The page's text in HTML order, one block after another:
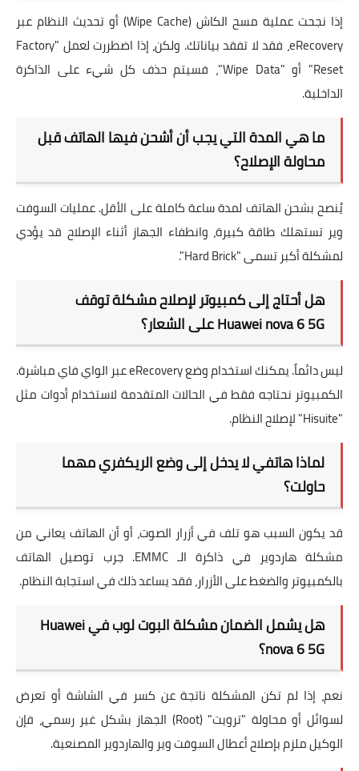
إذا نجحت عملية مسح الكاش (Wipe Cache) أو تحديث النظام عبر
eRecovery، فقد لا تفقد بياناتك. ولكن، إذا اضطررت لعمل "Factory
Reset" أو "Wipe Data"، فسيتم حذف كل شيء على الذاكرة
الداخلية.
ما هي المدة التي يجب أن أشحن فيها الهاتف قبل
محاولة الإصلاح؟
يُنصح بشحن الهاتف لمدة ساعة كاملة على الأقل. عمليات السوفت
وير تستهلك طاقة كبيرة، وانطفاء الجهاز أثناء الإصلاح قد يؤدي
لمشكلة أكبر تسمى "Hard Brick".
هل أحتاج إلى كمبيوتر لإصلاح مشكلة توقف
Huawei nova 6 5G على الشعار؟
ليس دائماً. يمكنك استخدام وضع eRecovery عبر الواي فاي مباشرة.
الكمبيوتر نحتاجه فقط في الحالات المتقدمة لاستخدام أدوات مثل
"Hisuite" لإصلاح النظام.
لماذا هاتفي لا يدخل إلى وضع الريكفري مهما
حاولت؟
قد يكون السبب هو تلف في أزرار الصوت، أو أن الهاتف يعاني من
مشكلة هاردوير في ذاكرة الـ EMMC. جرب توصيل الهاتف
بالكمبيوتر والضغط على الأزرار، فقد يساعد ذلك في استجابة النظام.
هل يشمل الضمان مشكلة البوت لوب في Huawei
nova 6 5G؟
نعم، إذا لم تكن المشكلة ناتجة عن كسر في الشاشة أو تعرض
لسوائل أو محاولة "ترويت" (Root) الجهاز بشكل غير رسمي، فإن
الوكيل ملزم بإصلاح أعطال السوفت وير والهاردوير المصنعية.